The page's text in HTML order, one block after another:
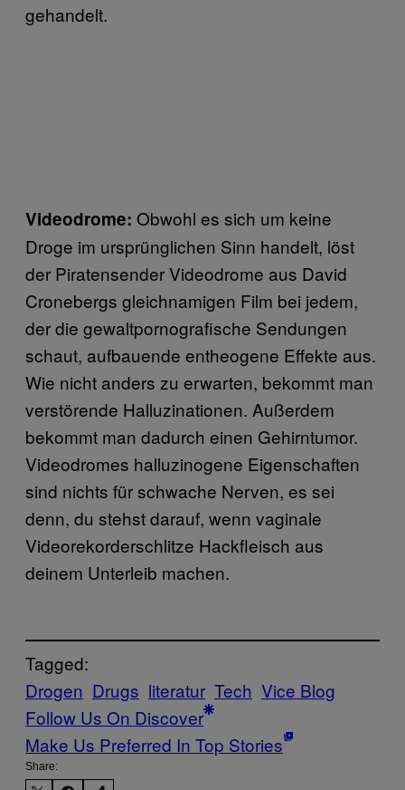
gehandelt.
Videodrome: Obwohl es sich um keine
Droge im ursprünglichen Sinn handelt, löst
der Piratensender Videodrome aus David
Cronebergs gleichnamigen Film bei jedem,
der die gewaltpornografische Sendungen
schaut, aufbauende entheogene Effekte aus.
Wie nicht anders zu erwarten, bekommt man
verstörende Halluzinationen. Außerdem
bekommt man dadurch einen Gehirntumor.
Videodromes halluzinogene Eigenschaften
sind nichts für schwache Nerven, es sei
denn, du stehst darauf, wenn vaginale
Videorekorderschlitze Hackfleisch aus
deinem Unterleib machen.
Tagged:
Drogen Drugs literatur Tech Vice Blog
Follow Us On Discover
Make Us Preferred In Top Stories
Share: